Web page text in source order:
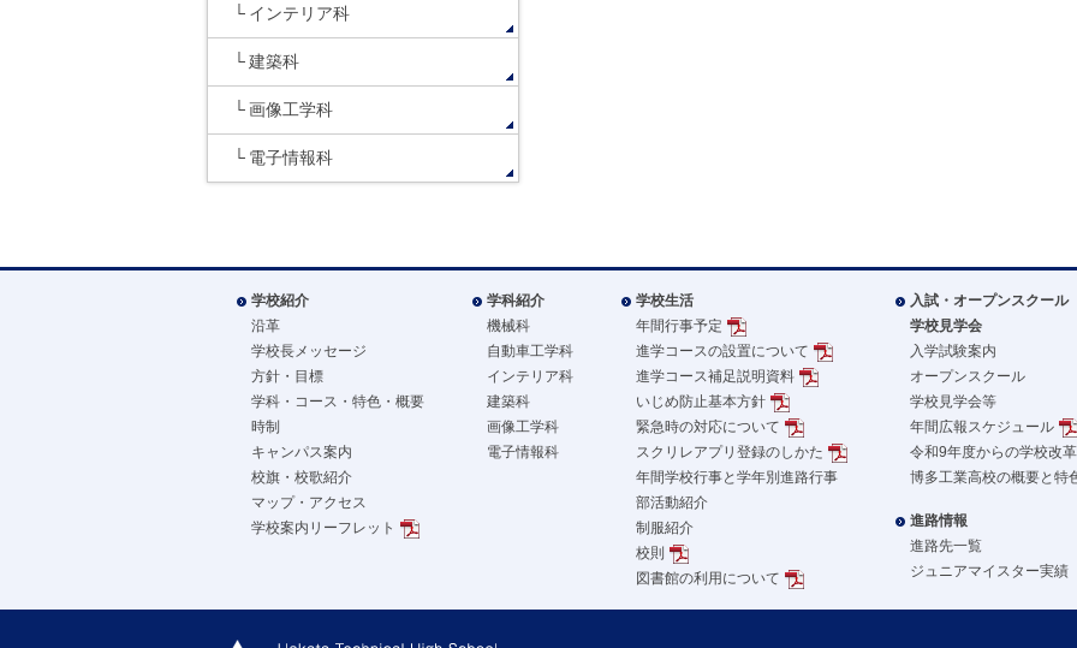
インテリア科
建築科
画像工学科
電子情報科
学校紹介
沿革
学校長メッセージ
方針・目標
学科・コース・特色・概要
時制
キャンパス案内
校旗・校歌紹介
マップ・アクセス
学校案内リーフレット
学科紹介
機械科
自動車工学科
インテリア科
建築科
画像工学科
電子情報科
学校生活
年間行事予定
進学コースの設置について
進学コース補足説明資料
いじめ防止基本方針
緊急時の対応について
スクリレアプリ登録のしかた
年間学校行事と学年別進路行事
部活動紹介
制服紹介
校則
図書館の利用について
入試・オープンスクール
学校見学会
入学試験案内
オープンスクール
学校見学会等
年間広報スケジュール
令和9年度からの学校改
博多工業高校の概要と特
進路情報
進路先一覧
ジュニアマイスター実績